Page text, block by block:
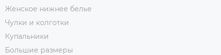
Женское нижнее белье
Чулки и колготки
Купальники
Большие размеры